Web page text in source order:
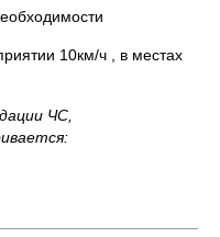
10км/ч , в местах
ЧС,